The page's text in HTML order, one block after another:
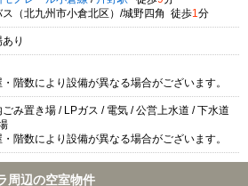
ス（北九州市小倉北区）/城野四角 徒歩1 分
り
階数により設備が異なる場合がございます。
ごみ置き場 / LPガス / 電気 / 公営上水道 / 下水道
階数により設備が異なる場合がございます。
周辺の空室物件